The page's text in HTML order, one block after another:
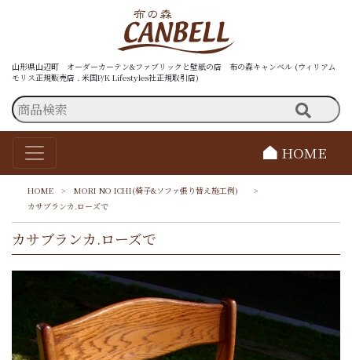
山形県山辺町 オーダーカーテン&ファブリックと壁紙の店 布の森キャンベル (ウィリアム
モリス正規販売店 . 米国P/K Lifestyles社正規取引店)
HOME
HOME > MORI NO ICHI(椅子&ソファ張り替え施工例)
>
カサブランカ.ローズで
カサブランカ.ローズで